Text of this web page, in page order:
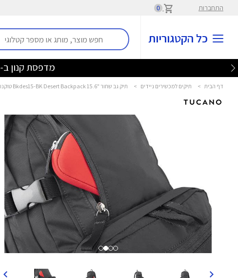
התחברות 0
כל הקטגוריות
מדפסת קנון ב-59 ש"ח ברכישה ממגוון המחשבים הניידים והנייחים שבמבצע >>>
דף הבית > תיקים למכשירים ניידים > תיק גב שחור "15.6 Bkdes15-BK Desert Backpack טוקנו - TUCANO